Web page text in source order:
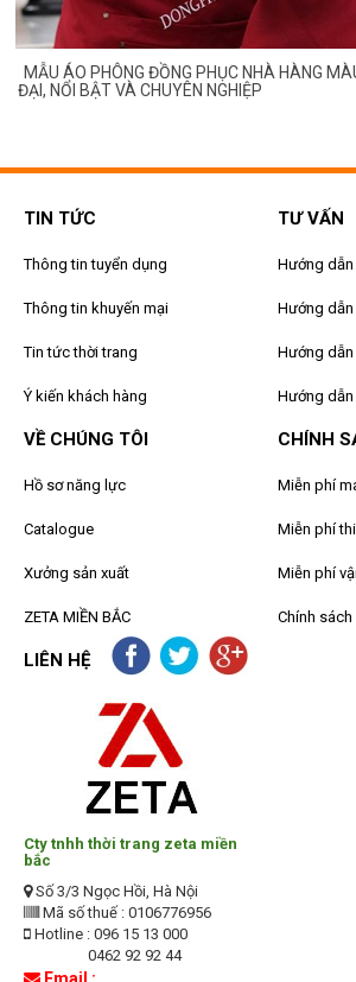
MẪU ÁO PHÔNG ĐỒNG PHỤC NHÀ HÀNG
ĐẠI, NỔI BẬT VÀ CHUYÊN NGHIỆP
TIN TỨC
Thông tin tuyển dụng
Thông tin khuyến mại
Tin tức thời trang
Ý kiến khách hàng
TƯ VẤN
Hướng
Hướng
Hướng
Hướng dẫn
VỀ CHÚNG TÔI
Hồ sơ năng lực
Catalogue
Xưởng sản xuất
ZETA MIỀN BẮC
CHÍNH
Miễn phí
Miễn phí
Miễn phí
Chính
LIÊN HỆ
Cty tnhh thời trang zeta miền
bắc
Số 3/3 Ngọc Hồi, Hà Nội
Mã số thuế : 0106776956
Hotline : 096 15 13 000
0462 92 92 44